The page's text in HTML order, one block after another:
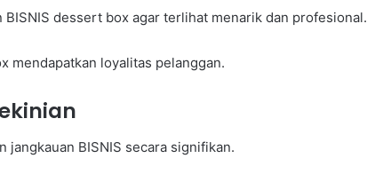
dessert box agar terlihat menarik dan profesional.
mendapatkan loyalitas pelanggan.
BISNIS secara signifikan.